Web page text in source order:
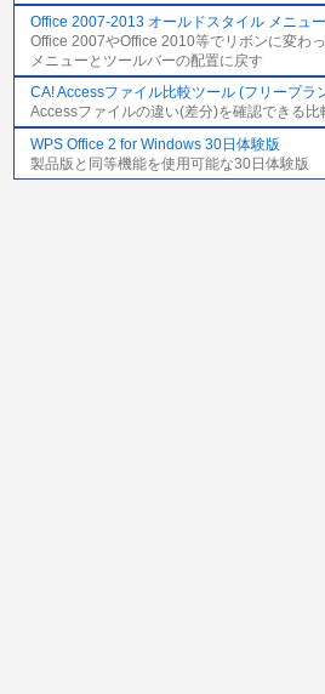
Office 2007-2013 オールドスタイル メニュー
Office 2007やOffice 2010等でリボンに変わ
メニューとツールバーの配置に戻す
CA! Accessファイル比較ツール (フリープラ
Accessファイルの違い(差分)を確認できる比
WPS Office 2 for Windows 30日体験版
製品版と同等機能を使用可能な30日体験版